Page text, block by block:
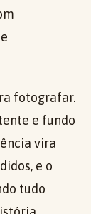
fotografar.
e fundo
vira
e o
tudo